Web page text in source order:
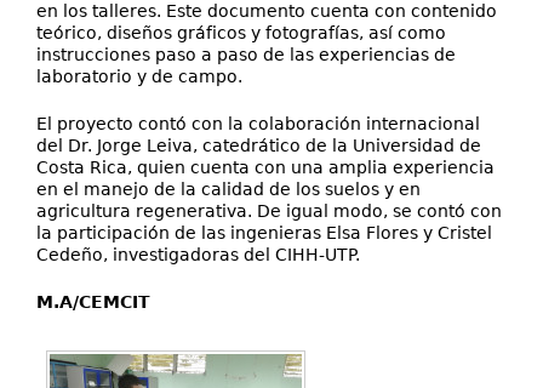
en los talleres. Este documento cuenta con contenido
teórico, diseños gráficos y fotografías, así como
instrucciones paso a paso de las experiencias de
laboratorio y de campo.
El proyecto contó con la colaboración internacional
del Dr. Jorge Leiva, catedrático de la Universidad de
Costa Rica, quien cuenta con una amplia experiencia
en el manejo de la calidad de los suelos y en
agricultura regenerativa. De igual modo, se contó con
la participación de las ingenieras Elsa Flores y Cristel
Cedeño, investigadoras del CIHH-UTP.
M.A/CEMCIT